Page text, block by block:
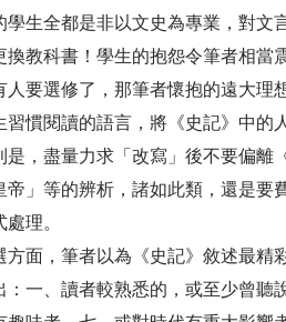
學生全都是非以文史為專業，對
換教科書！學生的抱怨令筆者相當
人要選修了，那筆者懷抱的遠大
習慣閱讀的語言，將《史記》中的
盡量力求「改寫」後不要偏離《
帝」等的辨析，諸如此類，還是
處理。
，筆者以為《史記》敘述最精彩
：一、讀者較熟悉的，或至少曾聽